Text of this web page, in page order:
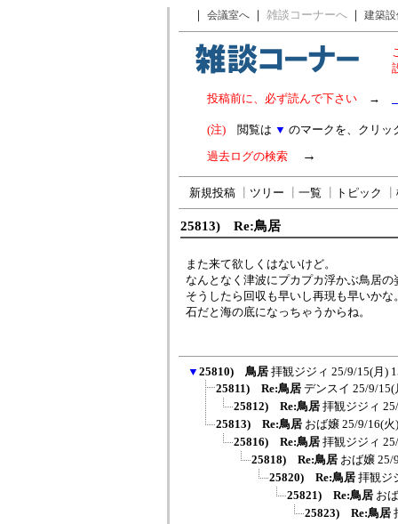
｜ 会議室へ ｜ 雑談コーナーへ ｜ 建築
投稿前に、必ず読んで下さい →
(注) 閲覧は ▼ のマークを、クリッ
過去ログの検索 →
新規投稿 ツリー 一覧 トピック
25813) Re:鳥居
また来て欲しくはないけど。
なんとなく津波にプカプカ浮かぶ鳥居
そうしたら回収も早いし再現も早いかな
石だと海の底になっちゃうからね。
▼ 25810) 鳥居 拝観ジジィ 25/9/15(月)
25811) Re:鳥居 デンスイ 25/9/15(
25812) Re:鳥居 拝観ジジィ
25813) Re:鳥居 おば嬢 25/9/16(火
25816) Re:鳥居 拝観ジジィ
25818) Re:鳥居 おば嬢 25/
25820) Re:鳥居 拝観ジ
25821) Re:鳥居 お
25823) Re:鳥居